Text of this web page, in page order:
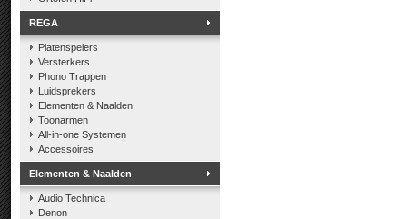
REGA
Platenspelers
Versterkers
Phono Trappen
Luidsprekers
Elementen & Naalden
Toonarmen
All-in-one Systemen
Accessoires
Elementen & Naalden
Audio Technica
Denon